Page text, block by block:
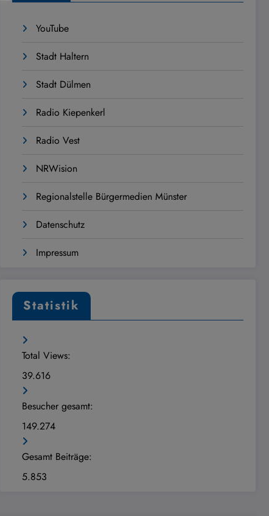
YouTube
Stadt Haltern
Stadt Dülmen
Radio Kiepenkerl
Radio Vest
NRWision
Regionalstelle Bürgermedien Münster
Datenschutz
Impressum
Statistik
Total Views:
39.616
Besucher gesamt:
149.274
Gesamt Beiträge:
5.853